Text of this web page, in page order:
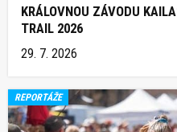
KRÁLOVNOU ZÁVODU
TRAIL 2026
29. 7. 2026
REPORTÁŽE